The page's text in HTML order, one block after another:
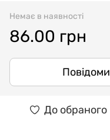
Немає в наявності
86.00 грн
До обраного